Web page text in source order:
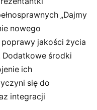
„Dajmy
nowego
jakości życia
Dodatkowe środki
ich
się do
integracji